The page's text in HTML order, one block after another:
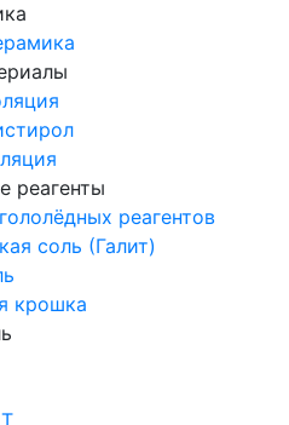
реагенты
реагентов
соль (Галит)
крошка